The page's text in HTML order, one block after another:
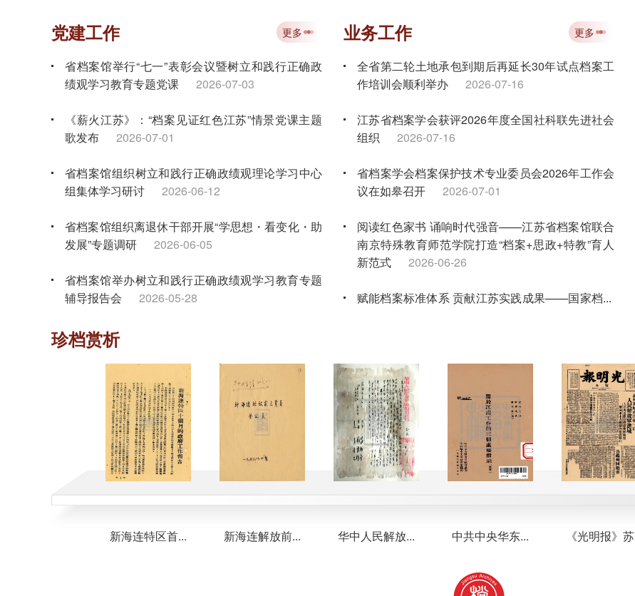
党建工作 更多
省档案馆举行“七一”表彰会议暨树立和践行正确政
绩观学习教育专题党课
2026-07-03
《薪火江苏》：“档案见证红色江苏”情景党课主题
歌发布
2026-07-01
省档案馆组织树立和践行正确政绩观理论学习中心
组集体学习研讨
2026-06-12
省档案馆组织离退休干部开展“学思想・看变化・助
发展”专题调研
2026-06-05
省档案馆举办树立和践行正确政绩观学习教育专题
辅导报告会
2026-05-28
省档案馆组织离退休干部党员开展“奋进‘十五五’，
银发谱新篇”主题党日活动
省档案馆组织树立和践行正确政绩观学习教育专题
读书班暨理论学习中心组专题学习会
2026-04-02
业务工作 更多
全省第二轮土地承包到期后再延长30年试点档案工
作培训会顺利举办
2026-07-16
江苏省档案学会获评2026年度全国社科联先进社会
组织
2026-07-16
省档案学会档案保护技术专业委员会2026年工作会
议在如皋召开
2026-07-01
阅读红色家书 诵响时代强音——江苏省档案馆联合
南京特殊教育师范学院打造“档案+思政+特教”育人
新范式
2026-06-26
赋能档案标准体系 贡献江苏实践成果——国家档案
...
江苏省档案馆2026年度国家档案局科技立项数全国
第一
2026-06-17
省数字档案中心召开“人工智能赋能企业档案应
用”专题研讨会
2026-06-15
珍档赏析
新海连特区首... 新海连解放前... 华中人民解放... 中共中央华东... 《光明报》苏...